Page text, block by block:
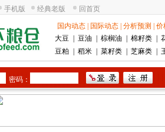
手机版 经典老版 回首页
国内动态 国际动态 分析预测
价
大豆
豆油 棕榈油 棉籽类
豆粕
稻米 菜籽类 芝麻类
密码：